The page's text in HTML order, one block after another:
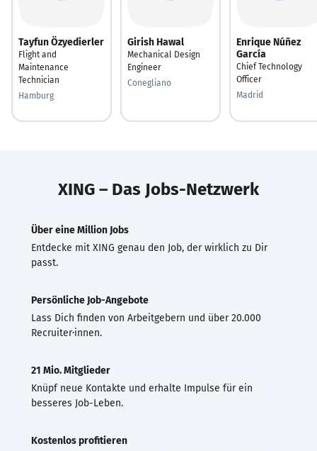
Tayfun Özyedierler
Flight and
Maintenance
Technician
Hamburg
Girish Hawal
Mechanical Design
Engineer
Conegliano
Enrique Núñez
García
Chief Technology
Officer
Madrid
XING – Das Jobs-Netzwerk
Über eine Million Jobs
Entdecke mit XING genau den Job, der wirklich zu Dir
passt.
Persönliche Job-Angebote
Lass Dich finden von Arbeitgebern und über 20.000
Recruiter·innen.
21 Mio. Mitglieder
Knüpf neue Kontakte und erhalte Impulse für ein
besseres Job-Leben.
Kostenlos profitieren